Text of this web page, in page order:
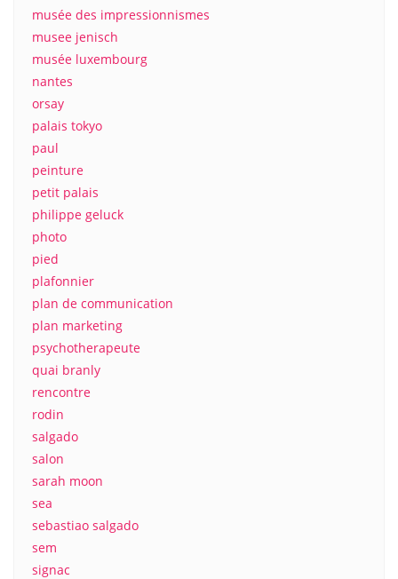
musée des impressionnismes
musee jenisch
musée luxembourg
nantes
orsay
palais tokyo
paul
peinture
petit palais
philippe geluck
photo
pied
plafonnier
plan de communication
plan marketing
psychotherapeute
quai branly
rencontre
rodin
salgado
salon
sarah moon
sea
sebastiao salgado
sem
signac